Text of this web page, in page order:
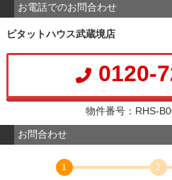
お電話でのお問合わせ
ピタットハウス武蔵境店
0120-
物件番号：RHS-
お問合わせ
1
2